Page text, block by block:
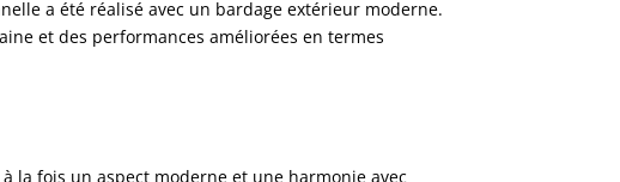
a été réalisé avec un bardage extérieur moderne.
et des performances améliorées en termes
la fois un aspect moderne et une harmonie avec